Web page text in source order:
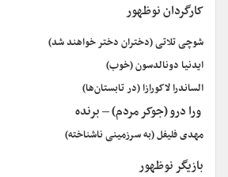
کارگردان نوظهور
شوچی تلاتی (دختران دختر خواهند شد)
ایدنیا دونالدسون (خوب)
الساندرا لاکورازا (در تابستان‌ها)
ورا درو (جوکر مردم) – برنده
مهدی فلیفل (به سرزمینی ناشناخته)
بازیگر نوظهور